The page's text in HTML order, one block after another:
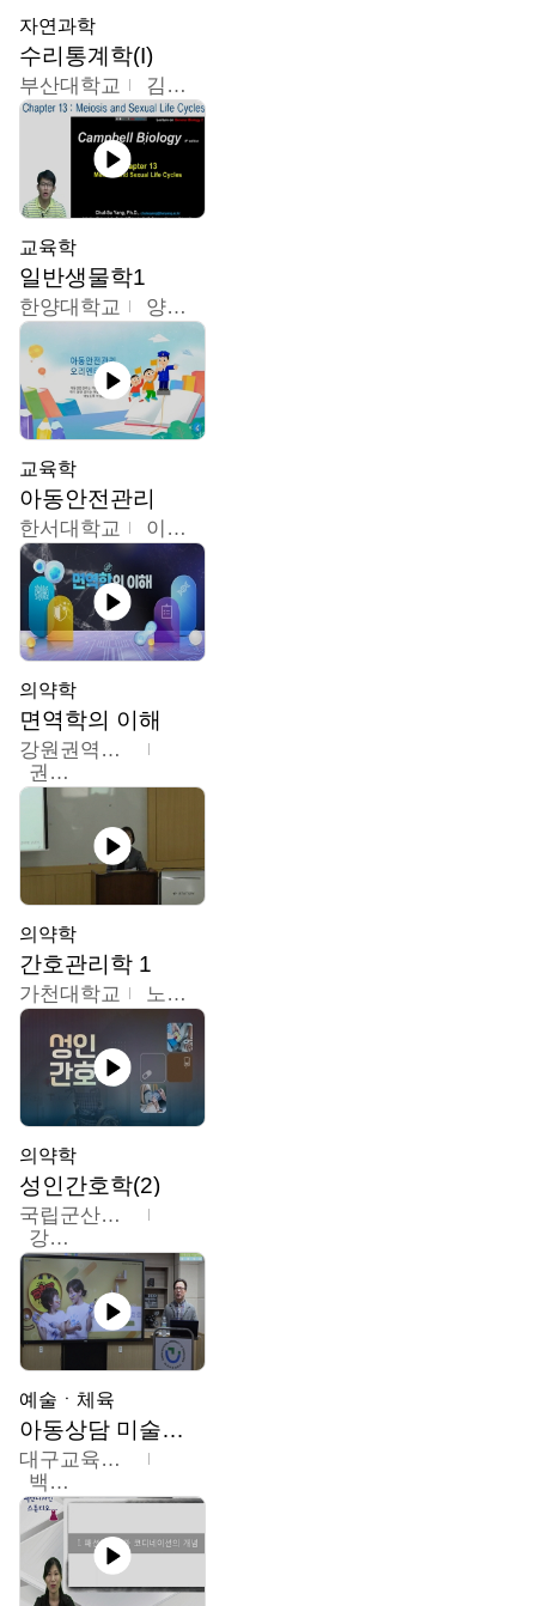
자연과학
수리통계학(I)
부산대학교 김충락
교육학
일반생물학1
한양대학교 양철수
교육학
아동안전관리
한서대학교 이태연
의약학
면역학의 이해
강원권역센터
권보인
의약학
간호관리학 1
가천대학교 노원정
의약학
성인간호학(2)
국립군산대학교
강경아
예술ㆍ체육
아동상담 미술치료
대구교육대학교
백중열